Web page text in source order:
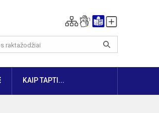
DAUGIAUKAIP TAPTI...